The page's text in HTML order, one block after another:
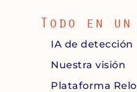
Todo en
IA de detección
Nuestra visión
Plataforma